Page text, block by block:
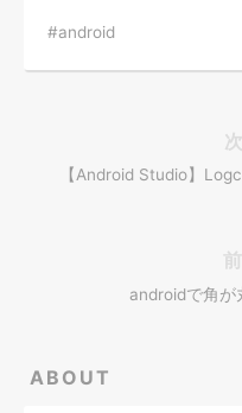
android
【Android Studio】
androidで角が
ABOUT